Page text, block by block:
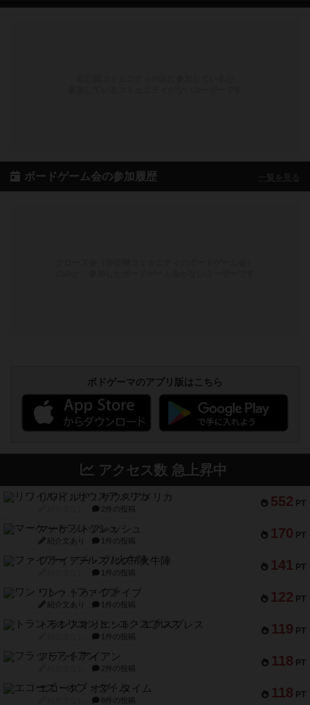
ボードゲーム会の参加履歴
ボドゲーマのアプリ版はこちら
アクセス数 急上昇中
552 PT
リワイルド：サウスアメリカ
2件の投稿
170 PT
マーケットフレッシュ
紹介文あり 1件の投稿
141 PT
ファイアー・ブルズ / 火牛陣
1件の投稿
122 PT
ワン・トゥ・ファイブ
紹介文あり 1件の投稿
119 PT
トランスオリエント・エクスプレス
1件の投稿
118 PT
フラットアイアン
2件の投稿
118 PT
エコーズ・オブ・タイム
8件の投稿